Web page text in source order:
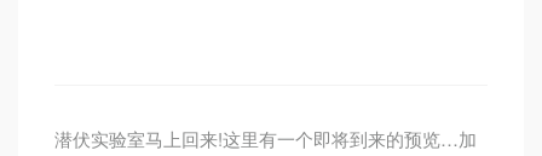
潜伏实验室马上回来!这里有一个即将到来的预览…加